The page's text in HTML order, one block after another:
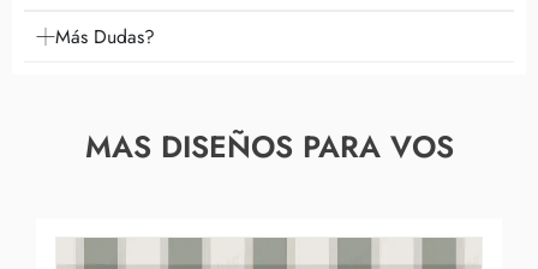
Más Dudas?
MAS DISEÑOS PARA VOS